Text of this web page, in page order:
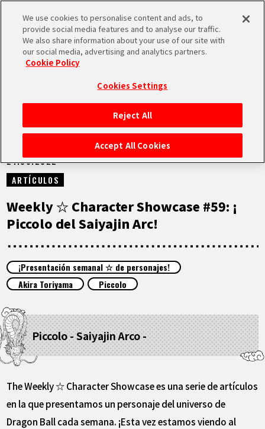
MEN
INICIO
NOTICIAS
LO MÁS DESTACADO
ARTÍCULOS
LANGUAGE
JP
EN FR DE ES
NOTICIAS
21.06.2022
ARTÍCULOS
Weekly ☆ Character Showcase #59: ¡
Piccolo del Saiyajin Arc!
¡Presentación semanal ☆ de personajes!
Akira Toriyama
Piccolo
Piccolo - Saiyajin Arco -
The Weekly ☆ Character Showcase es una serie de artículos
en la que presentamos un personaje del universo de
Dragon Ball cada semana. ¡Esta vez estamos viendo al
We use cookies to personalise content and ads, to
provide social media features and to analyse our traffic.
We also share information about your use of our site with
our social media, advertising and analytics partners.
Cookie Policy
Cookies Settings
Reject All
Accept All Cookies